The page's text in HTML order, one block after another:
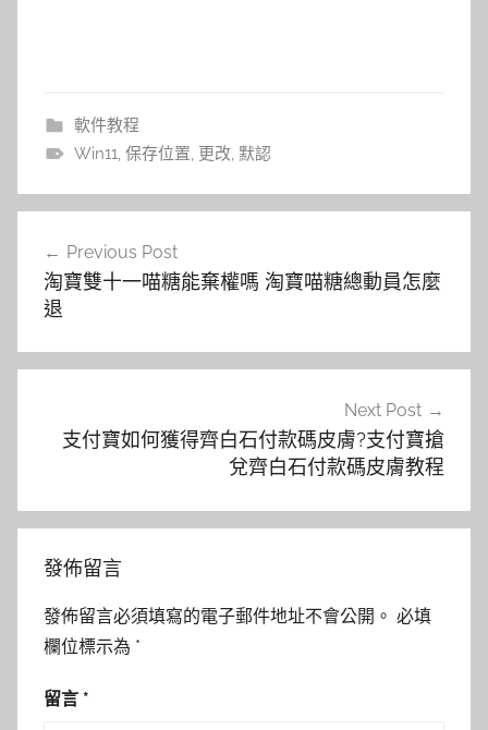
軟件教程
Win11 保存位置 更改, 默認
導
覽
Previous Post
淘寶雙十一喵糖能棄權嗎 淘寶喵糖總動員怎麼
退
Next Post
支付寶如何獲得齊白石付款碼皮膚?支付寶搶
兌齊白石付款碼皮膚教程
發佈留言
發佈留言必須填寫的電子郵件地址不會公開。 必填
欄位標示為 *
留言 *